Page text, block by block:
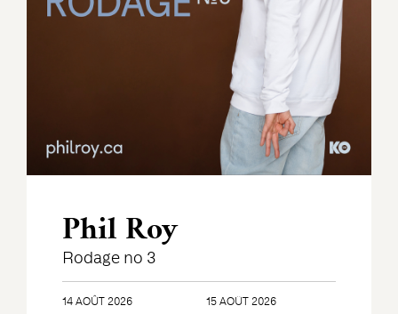
Phil Roy
Rodage no 3
14 AOÛT 2026 15 AOÛT 2026